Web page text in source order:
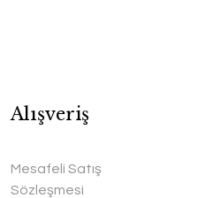
Alışveriş
Mesafeli Satış
Sözleşmesi